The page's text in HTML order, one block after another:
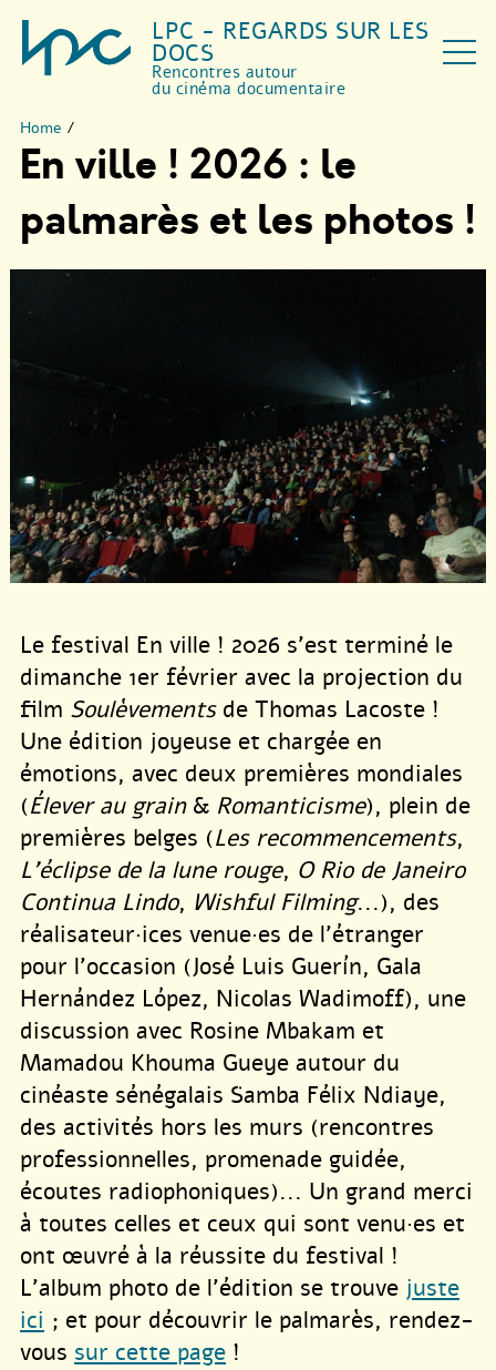
LPC - REGARDS SUR LES
DOCS
Rencontres autour
du cinéma documentaire
Home /
En ville ! 2026 : le
palmarès et les photos !
Le festival En ville ! 2026 s’est terminé le
dimanche 1er février avec la projection du
film Soulèvementsde Thomas Lacoste !
Une édition joyeuse et chargée en
émotions, avec deux premières mondiales
(Élever au grain& Romanticisme), plein de
premières belges (Les recommencements,
L’éclipse de la lune rouge, O Rio de Janeiro
Continua Lindo, Wishful Filming...), des
réalisateur·ices venue·es de l’étranger
pour l’occasion (José Luis Guerín, Gala
Hernández López, Nicolas Wadimoff), une
discussion avec Rosine Mbakam et
Mamadou Khouma Gueye autour du
cinéaste sénégalais Samba Félix Ndiaye,
des activités hors les murs (rencontres
professionnelles, promenade guidée,
écoutes radiophoniques)... Un grand merci
à toutes celles et ceux qui sont venu·es et
ont œuvré à la réussite du festival !
L’album photo de l’édition se trouve juste
ici ; et pour découvrir le palmarès, rendez-
vous sur cette page !